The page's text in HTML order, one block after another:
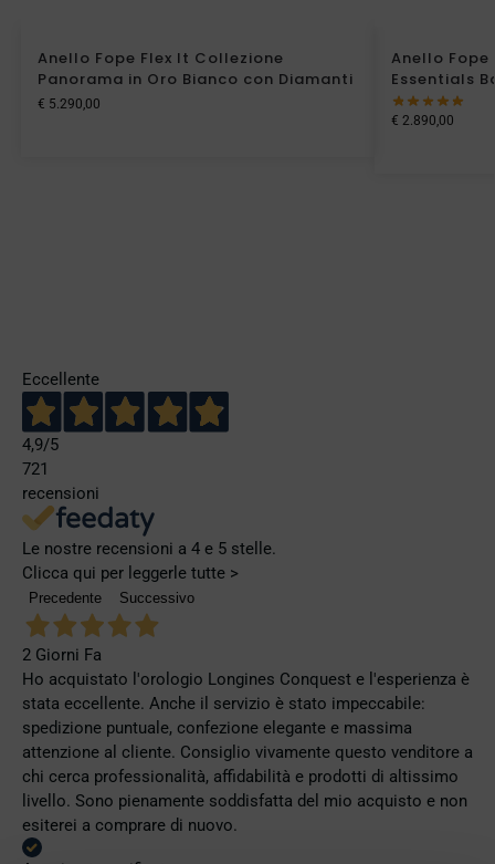
Anello Fope Flex It Collezione
Panorama in Oro Bianco con Diamanti
€ 5.290,00
Anello
Essentials
€ 2.890,00
Eccellente
4,9/5
721
recensioni
Le nostre recensioni a 4 e 5 stelle.
Clicca qui per leggerle tutte >
Precedente Successivo
2 Giorni Fa
Ho acquistato l'orologio Longines Conquest e l'esperienza è
stata eccellente. Anche il servizio è stato impeccabile:
spedizione puntuale, confezione elegante e massima
attenzione al cliente. Consiglio vivamente questo venditore a
chi cerca professionalità, affidabilità e prodotti di altissimo
livello. Sono pienamente soddisfatta del mio acquisto e non
esiterei a comprare di nuovo.